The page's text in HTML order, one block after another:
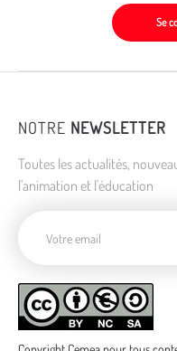
Se
NOTRE NEWSLETTER
Toutes les actualités,
l'animation et l'éducation